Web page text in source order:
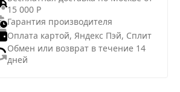
15 000 Р
Гарантия производителя
Оплата картой, Яндекс Пэй, Сплит
Обмен или возврат в течение 14
дней